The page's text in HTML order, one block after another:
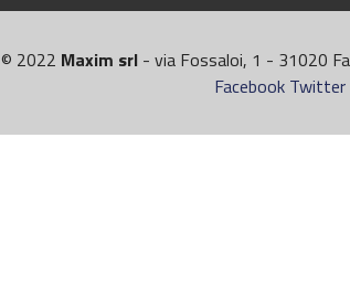
© 2022 Maxim srl - via Fossaloi, 1 - 31020
Facebook Twitter